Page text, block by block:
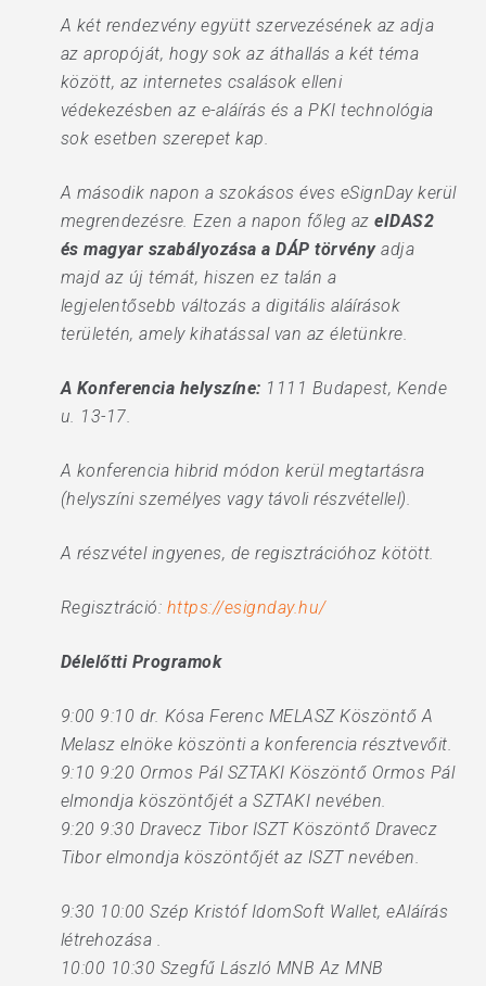
A két rendezvény együtt szervezésének az adja
az apropóját, hogy sok az áthallás a két téma
között, az internetes csalások elleni
védekezésben az e-aláírás és a PKI technológia
sok esetben szerepet kap.
A második napon a szokásos éves eSignDay kerül
megrendezésre. Ezen a napon főleg azeIDAS2
és magyar szabályozása a DÁP törvényadja
majd az új témát, hiszen ez talán a
legjelentősebb változás a digitális aláírások
területén, amely kihatással van az életünkre.
A Konferencia helyszíne: 1111 Budapest, Kende
u. 13-17.
A konferencia hibrid módon kerül megtartásra
(helyszíni személyes vagy távoli részvétellel).
A részvétel ingyenes, de regisztrációhoz kötött.
Regisztráció: https://esignday.hu/
Délelőtti Programok
9:00 9:10 dr. Kósa Ferenc MELASZ Köszöntő A
Melasz elnöke köszönti a konferencia résztvevőit.
9:10 9:20 Ormos Pál SZTAKI Köszöntő Ormos Pál
elmondja köszöntőjét a SZTAKI nevében.
9:20 9:30 Dravecz Tibor ISZT Köszöntő Dravecz
Tibor elmondja köszöntőjét az ISZT nevében.
9:30 10:00 Szép Kristóf IdomSoft Wallet, eAláírás
létrehozása .
10:00 10:30 Szegfű László MNB Az MNB